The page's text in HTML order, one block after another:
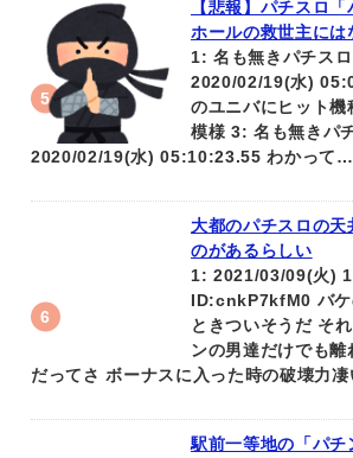
【悲報】パチスロ
ホールの救世主に
1: 名も無きパチス
2020/02/19(水)
のユニバにヒット機
模様 3: 名も無きパ
2020/02/19(水) 05:10:23.55 わかって…
大都のパチスロの天
のがあるらしい
1: 2021/03/09(火)
ID:cnkP7kfM0 バケ
ときついそうだ そ
ンの男達だけでも
だってさ ボーナスに入った時の破壊力
駅前一等地の「パチ